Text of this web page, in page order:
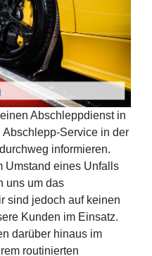
Abschleppdienst in
Service in der
informieren.
Umstand eines Unfalls
uns um das
sind jedoch auf keinen
Kunden im Einsatz.
darüber hinaus im
routinierten